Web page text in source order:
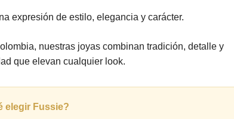
expresión de estilo, elegancia y carácter.
nuestras joyas combinan tradición, detalle y
que elevan cualquier look.
elegir Fussie?